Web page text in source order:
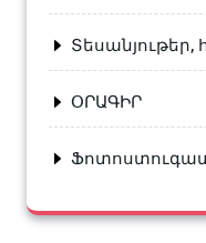
Տեսանյութեր,
ՕՐԱԳԻՐ